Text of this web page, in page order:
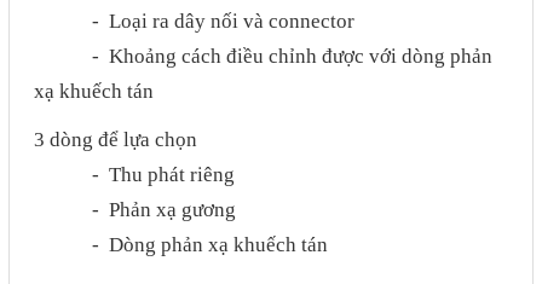
- Loại ra dây nối và connector
- Khoảng cách điều chỉnh được với dòng phản
xạ khuếch tán
3 dòng để lựa chọn
- Thu phát riêng
- Phản xạ gương
- Dòng phản xạ khuếch tán
Phụ kiện lắp tủ điện
Giới thiệu
Dịch vụ
Thiết kế phần mềm giám sát
và quản lý